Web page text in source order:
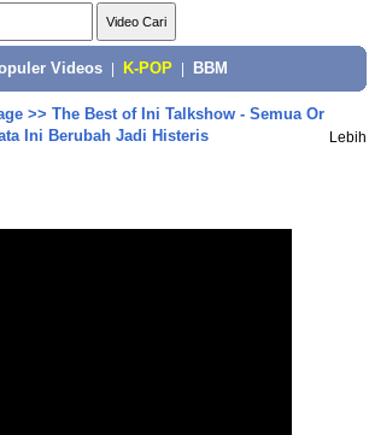
Videos K-POP BBM
>> The Best of Ini Talkshow - Semua Or
Ini Berubah Jadi Histeris
Lebih